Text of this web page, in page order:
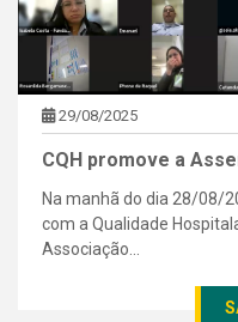
29/08/2025
CQH promove a
Na manhã do dia 28/08/
com a Qualidade
Associação...